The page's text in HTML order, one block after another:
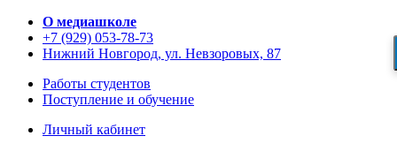
О медиашколе
+7 (929) 053-78-73
Нижний Новгород, ул. Невзоровых, 87
Работы студентов
Поступление и обучение
Личный кабинет